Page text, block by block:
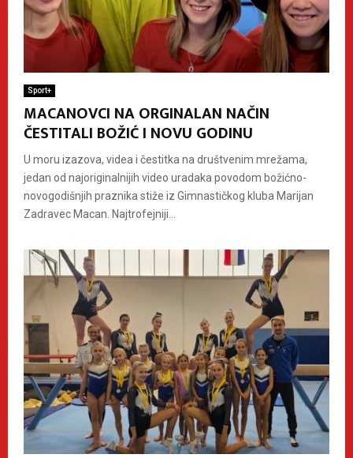
Sport+
MACANOVCI NA ORGINALAN NAČIN
ČESTITALI BOŽIĆ I NOVU GODINU
U moru izazova, videa i čestitka na društvenim mrežama,
jedan od najoriginalnijih video uradaka povodom božićno-
novogodišnjih praznika stiže iz Gimnastičkog kluba Marijan
Zadravec Macan. Najtrofejniji...